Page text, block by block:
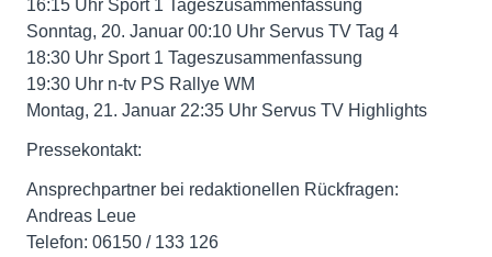
16:15 Uhr Sport 1 Tageszusammenfassung
Sonntag, 20. Januar 00:10 Uhr Servus TV Tag 4
18:30 Uhr Sport 1 Tageszusammenfassung
19:30 Uhr n-tv PS Rallye WM
Montag, 21. Januar 22:35 Uhr Servus TV Highlights
Pressekontakt:
Ansprechpartner bei redaktionellen Rückfragen:
Andreas Leue
Telefon: 06150 / 133 126